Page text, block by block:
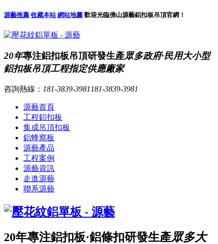
源藝推薦 收藏本站 網站地圖 歡迎光臨佛山源藝鋁扣板吊頂官網！
20年專注鋁扣板吊頂研發生產眾多政府·民用大小型
鋁扣板吊頂工程指定供應廠家
咨詢熱線： 181-3839-3981 181-3839-3981
源藝首頁
工程鋁扣板
集成吊頂扣板
鋁蜂窩板
源藝產品
工程案例
源藝資訊
走進源藝
聯系源藝
20年專注鋁扣板·鋁條扣研發生產眾多大